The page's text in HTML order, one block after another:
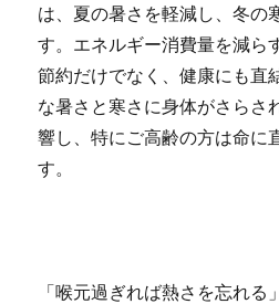
は、夏の暑さを軽減し、冬の
す。エネルギー消費量を減ら
節約だけでなく、健康にも直
な暑さと寒さに身体がさらさ
響し、特にご高齢の方は命に
す。
「喉元過ぎれば熱さを忘れ